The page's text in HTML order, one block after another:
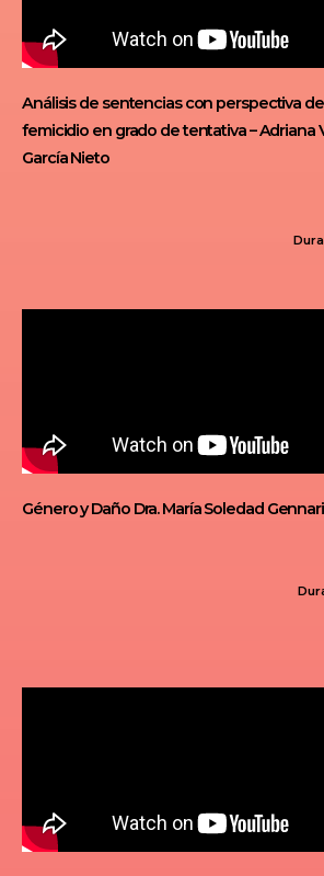
Análisis de sentencias con perspectiva
femicidio en grado de tentativa – Adriana
García Nieto
Género y Daño Dra. María Soledad Gennari